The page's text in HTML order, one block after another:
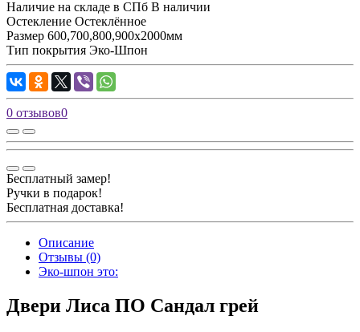
Наличие на складе в СПб В наличии
Остекление Остеклённое
Размер 600,700,800,900х2000мм
Тип покрытия Эко-Шпон
0 отзывов0
Бесплатный замер!
Ручки в подарок!
Бесплатная доставка!
Описание
Отзывы (0)
Эко-шпон это:
Двери Лиса ПО Сандал грей